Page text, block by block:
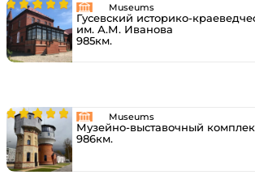
Museums
Гусевский историко-
им. А.М. Иванова
985км.
Museums
Музейно-выставочный
986км.